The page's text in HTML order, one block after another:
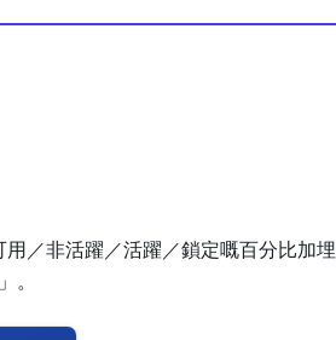
／非活躍／活躍／鎖定嘅百分比加埋